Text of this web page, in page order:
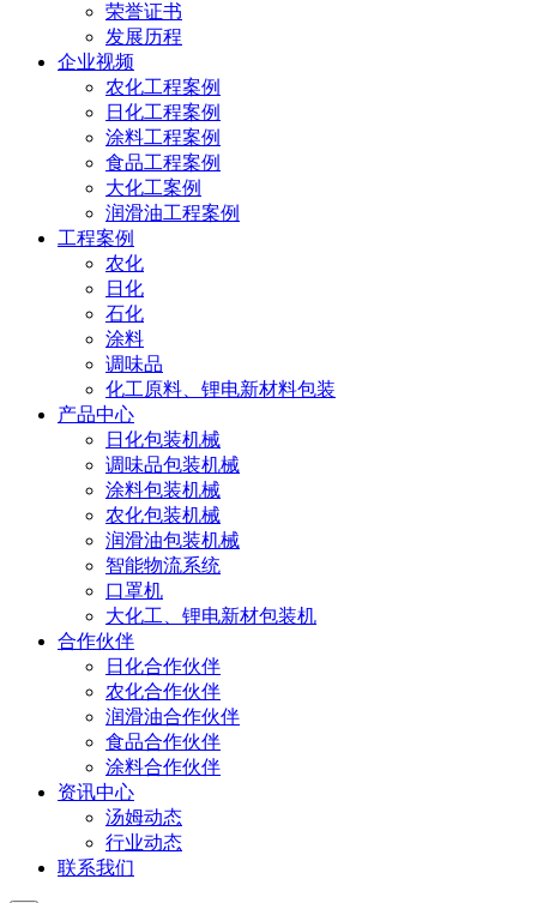
荣誉证书
发展历程
企业视频
农化工程案例
日化工程案例
涂料工程案例
食品工程案例
大化工案例
润滑油工程案例
工程案例
农化
日化
石化
涂料
调味品
化工原料、锂电新材料包装
产品中心
日化包装机械
调味品包装机械
涂料包装机械
农化包装机械
润滑油包装机械
智能物流系统
口罩机
大化工、锂电新材包装机
合作伙伴
日化合作伙伴
农化合作伙伴
润滑油合作伙伴
食品合作伙伴
涂料合作伙伴
资讯中心
汤姆动态
行业动态
联系我们